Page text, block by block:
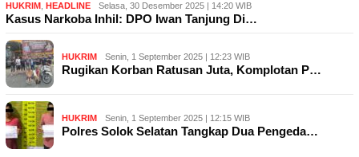
HUKRIM HEADLINE Selasa, 30 Desember 2025 | 14:20 WIB
Kasus Narkoba Inhil: DPO Iwan Tanjung Di…
HUKRIM Senin, 1 September 2025 | 12:23 WIB
Rugikan Korban Ratusan Juta, Komplotan P…
HUKRIM Senin, 1 September 2025 | 12:15 WIB
Polres Solok Selatan Tangkap Dua Pengeda…